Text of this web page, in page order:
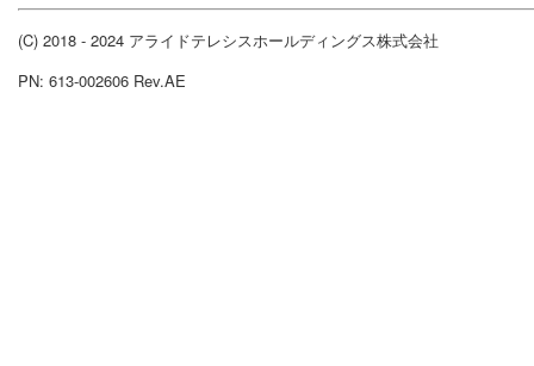
(C) 2018 - 2024 アライドテレシスホールディングス株式会社
PN: 613-002606 Rev.AE